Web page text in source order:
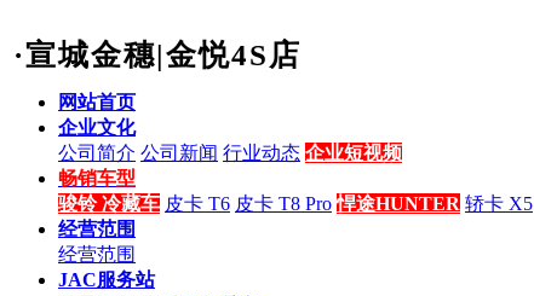
·宣城金穗|金悦4S店
网站首页
企业文化
公司简介 公司新闻 行业动态 企业短视频
畅销车型
骏铃 冷藏车 皮卡 T6 皮卡 T8 Pro 悍途HUNTER 轿卡 X5
经营范围
经营范围
JAC服务站